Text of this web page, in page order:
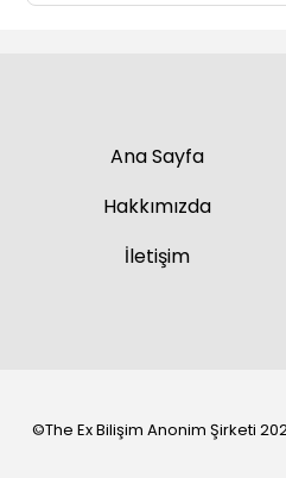
Ana Sayfa
Hakkımızda
İletişim
©The Ex Bilişim Anonim Şirketi